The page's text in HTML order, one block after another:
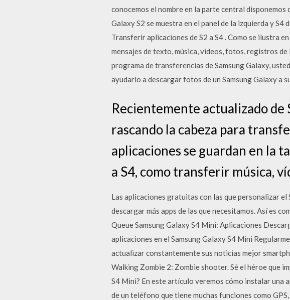
conocemos el nombre en la parte central disponemos
Galaxy S2 se muestra en el panel de la izquierda y
Transferir aplicaciones de S2 a S4 . Como se ilustra
mensajes de texto, música, videos, fotos, registros de
programa de transferencias de Samsung Galaxy,
ayudarlo a descargar fotos de un Samsung Galaxy a
Recientemente actualizado de
rascando la cabeza para
aplicaciones se guardan en la
a S4, como transferir música,
Las aplicaciones gratuitas con las que personalizar el
descargar más apps de las que necesitamos. Así­ es
Queue Samsung Galaxy S4 Mini: Aplicaciones
aplicaciones en el Samsung Galaxy S4 Mini
actualizar constantemente sus noticias mejor
Walking Zombie 2: Zombie shooter. Sé el héroe que
S4 Mini? En este artículo veremos cómo instalar una
de un teléfono que tiene muchas funciones como